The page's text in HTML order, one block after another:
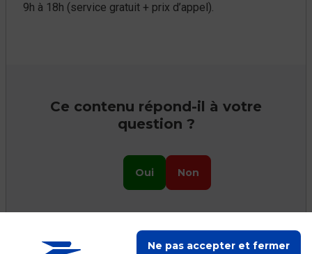
Ne pas accepter et fermer
9h à 18h (service gratuit + prix d’appel).
Ce contenu répond-il à votre
question ?
Oui Non